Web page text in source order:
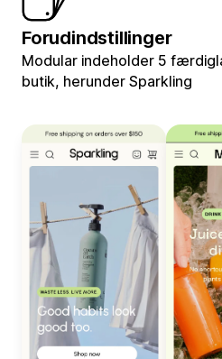
Forudindstillinger
Modular indeholder 5
butik, herunder Sparkling